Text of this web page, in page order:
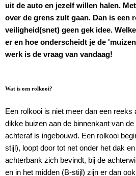
uit de auto en jezelf willen halen.
over de grens zult gaan. Dan is een
veiligheid(snet) geen gek idee.
er en hoe onderscheidt je de
werk is de vraag van vandaag!
Wat is een rolkooi?
Een rolkooi is niet meer dan een reeks
dikke buizen aan de binnenkant van
achteraf is ingebouwd. Een rolkooi
stijl), loopt door tot net onder het dak
achterbank zich bevindt, bij de
en in het midden (B-stijl) zijn er dan